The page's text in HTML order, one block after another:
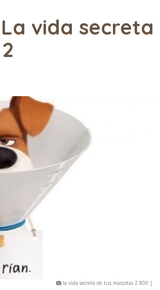
La vida secreta
la vida secreta de tus mascotas 2 800 |